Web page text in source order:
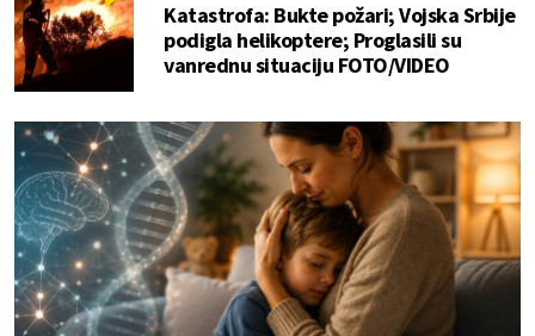
Katastrofa: Bukte požari; Vojska Srbije
podigla helikoptere; Proglasili su
vanrednu situaciju FOTO/VIDEO